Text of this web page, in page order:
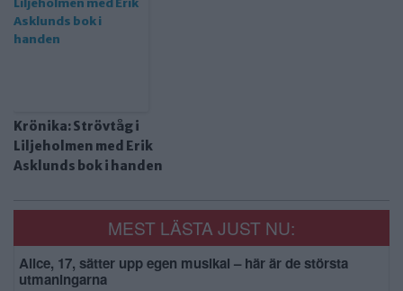
Krönika: Strövtåg i
Liljeholmen med Erik
Asklunds bok i handen
MEST LÄSTA JUST NU:
Alice, 17, sätter upp egen musikal – här är de största
utmaningarna